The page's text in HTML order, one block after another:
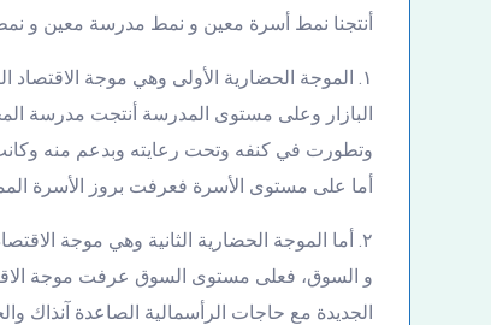
أنتجنا نمط أسرة معين و نمط مدرسة معين و نمط سوق
١. الموجة الحضارية الأولى وهي موجة
البازار وعلى مستوى المدرسة أنتجت مدرسة
وتطورت في كنفه وتحت رعايته وبدعم منه
أما على مستوى الأسرة فعرفت بروز الأسرة
٢. أما الموجة الحضارية الثانية وهي موجة
و السوق، فعلى مستوى السوق عرفت موجة
الجديدة مع حاجات الرأسمالية الصاعدة آنذاك